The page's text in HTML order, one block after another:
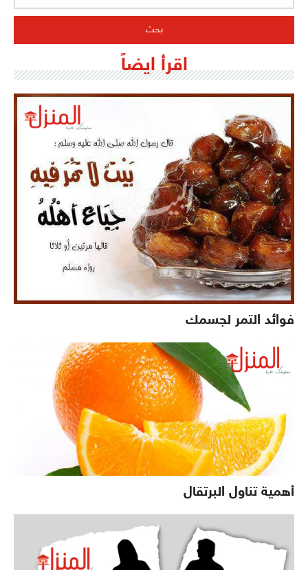
اقرأ ايضاً
فوائد التمر لجسمك
أهمية تناول البرتقال